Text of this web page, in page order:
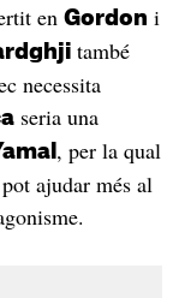
en Gordon i
també
necessita
seria una
, per la qual
ajudar més al